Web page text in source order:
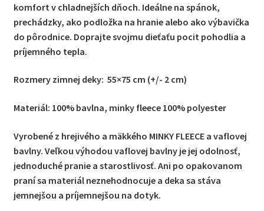
komfort v chladnejších dňoch. Ideálne na spánok,
prechádzky, ako podložka na hranie alebo ako výbavička
do pôrodnice. Doprajte svojmu dieťaťu pocit pohodlia a
príjemného tepla.
Rozmery zimnej deky: 55×75 cm (+/- 2 cm)
Materiál: 100% bavlna, minky fleece 100% polyester
Vyrobené z hrejivého a mäkkého MINKY FLEECE a vaflovej
bavlny. Veľkou výhodou vaflovej bavlny je jej odolnosť,
jednoduché pranie a starostlivosť. Ani po opakovanom
praní sa materiál neznehodnocuje a deka sa stáva
jemnejšou a príjemnejšou na dotyk.